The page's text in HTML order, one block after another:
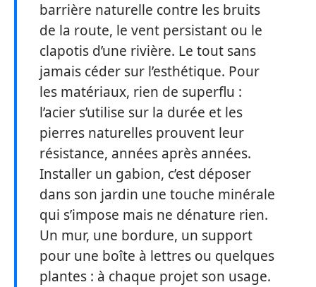
barrière naturelle contre les bruits
de la route, le vent persistant ou le
clapotis d’une rivière. Le tout sans
jamais céder sur l’esthétique. Pour
les matériaux, rien de superflu :
l’acier s’utilise sur la durée et les
pierres naturelles prouvent leur
résistance, années après années.
Installer un gabion, c’est déposer
dans son jardin une touche minérale
qui s’impose mais ne dénature rien.
Un mur, une bordure, un support
pour une boîte à lettres ou quelques
plantes : à chaque projet son usage.